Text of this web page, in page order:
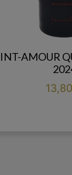
AMOUR
Prix